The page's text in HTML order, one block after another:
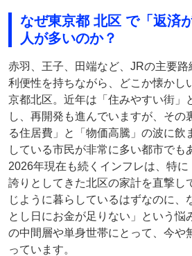
なぜ東京都 北区 で「返済
人が多いのか？
赤羽、王子、田端など、JRの主要
利便性を持ちながら、どこか懐かし
京都北区。近年は「住みやすい街」
し、再開発も進んでいますが、その
る住居費」と「物価高騰」の波に飲
している市民が非常に多い都市でも
2026年現在も続くインフレは、特
誇りとしてきた北区の家計を直撃し
じように暮らしているはずなのに、
とし日にお金が足りない」という悩
の中間層や単身世帯にとって、今や
っています。